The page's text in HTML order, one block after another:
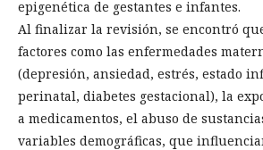
epigenética de gestantes e infantes.
Al finalizar la revisión, se encontró
factores como las enfermedades
(depresión, ansiedad, estrés, estado
perinatal, diabetes gestacional), la
a medicamentos, el abuso de
variables demográficas, que